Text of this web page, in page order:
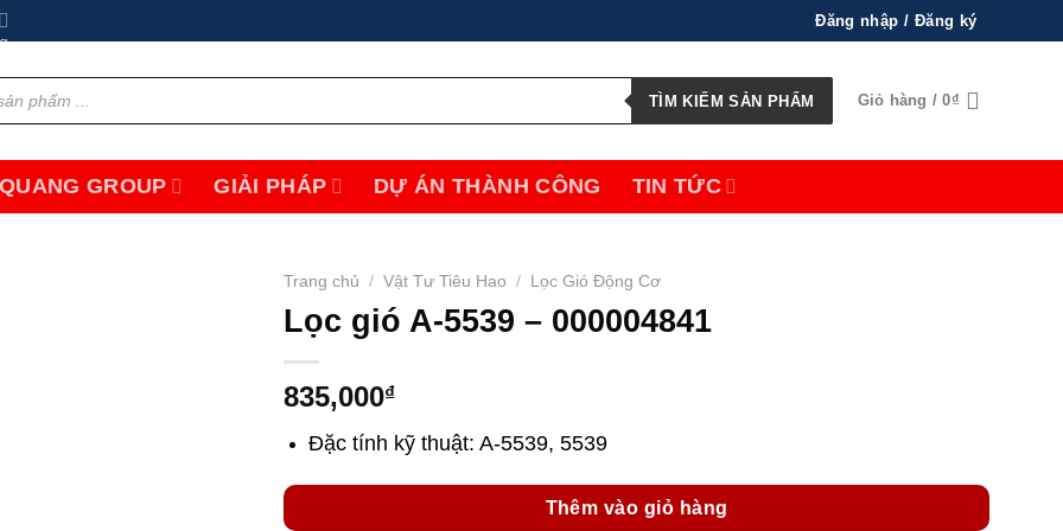
Đăng nhập / Đăng ký
TÌM KIẾM SẢN PHẨM Giỏ hàng /0₫
GROUP GIẢI PHÁP DỰ ÁN THÀNH CÔNG TIN TỨC
Trang chủ / Vật Tư Tiêu Hao / Lọc Gió Động Cơ
Lọc gió A-5539 – 000004841
835,000₫
Đặc tính kỹ thuật: A-5539, 5539
Thêm vào giỏ hàng